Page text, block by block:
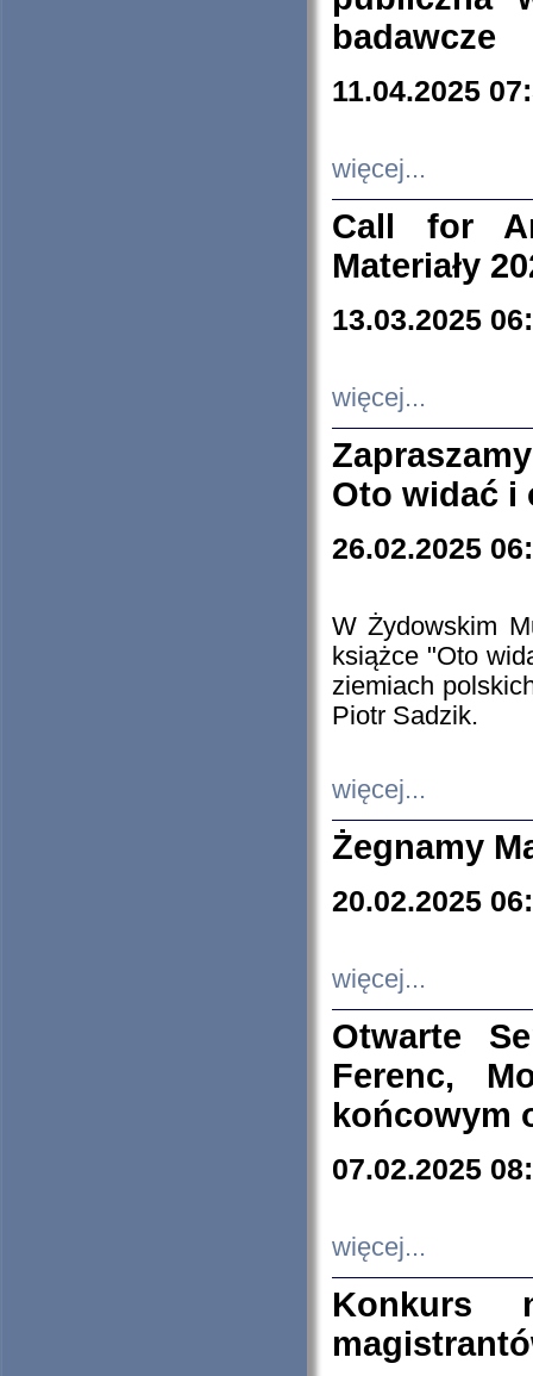
badawcze
11.04.2025
więcej...
Call for
Materiały
13.03.2025
więcej...
Oto widać i
26.02.2025
W Żydowskim
książce "Oto
ziemiach
Piotr Sadzik.
więcej...
Żegnamy
20.02.2025
więcej...
Otwarte
Ferenc,
końcowym
07.02.2025
więcej...
Konkurs